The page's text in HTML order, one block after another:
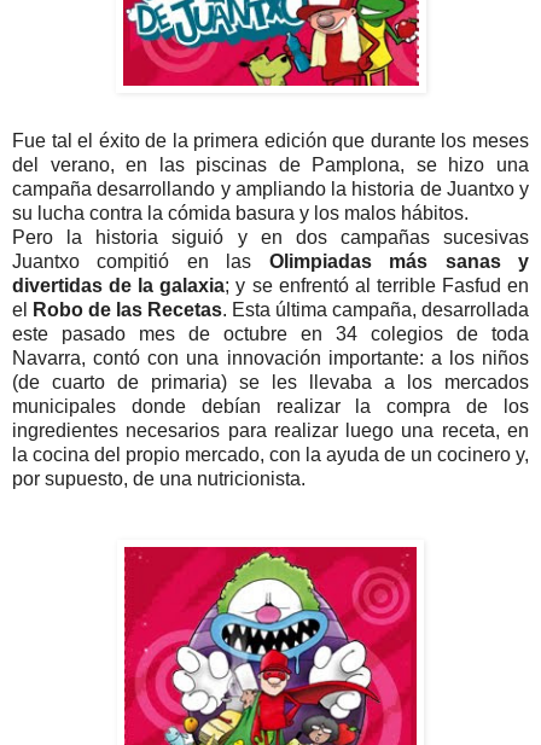
Fue tal el éxito de la primera edición que durante los meses
del verano, en las piscinas de Pamplona, se hizo una
campaña desarrollando y ampliando la historia de Juantxo y
su lucha contra la cómida basura y los malos hábitos.
Pero la historia siguió y en dos campañas sucesivas
Juantxo compitió en las Olimpiadas más sanas y
divertidas de la galaxia; y se enfrentó al terrible Fasfud en
el
Robo de las Recetas. Esta última campaña, desarrollada
este pasado mes de octubre en 34 colegios de toda
Navarra, contó con una innovación importante: a los niños
(de cuarto de primaria) se les llevaba a los mercados
municipales donde debían realizar la compra de los
ingredientes necesarios para realizar luego una receta, en
la cocina del propio mercado, con la ayuda de un cocinero y,
por supuesto, de una nutricionista.